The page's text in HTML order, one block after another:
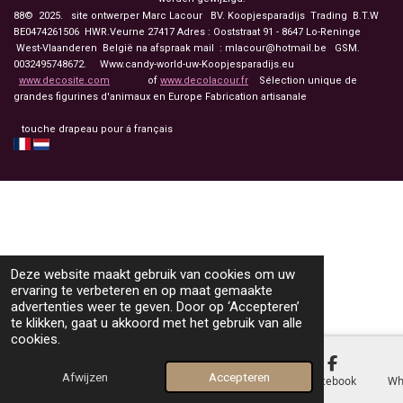
Deze website maakt gebruik van cookies om uw
ervaring te verbeteren en op maat gemaakte
advertenties weer te geven. Door op ‘Accepteren’
te klikken, gaat u akkoord met het gebruik van alle
cookies.
Afwijzen Accepteren
88© 2025. site ontwerper Marc Lacour BV. Koopjesparadijs Trading
B.T.W
BE0474261506 HWR.Veurne 27417 Adres : Ooststraat 91 - 8647 Lo-Reninge
West-Vlaanderen België na afspraak mail : mlacour@hotmail.be GSM.
0032495748672. Www.candy-world-uw-Koopjesparadijs.eu
www.decosite.com of www.decolacour.fr Sélection unique de
grandes figurines d'animaux en Europe Fabrication artisanale
touche drapeau pour á français
E-mailadres Kaart Facebook